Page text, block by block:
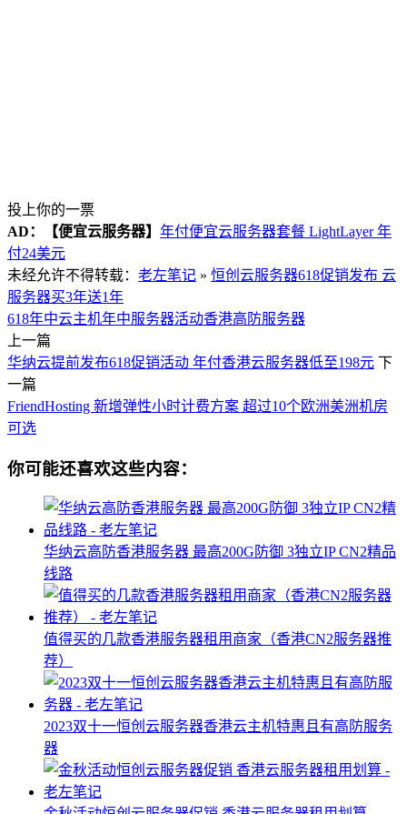
投上你的一票
AD：
【便宜云服务器】 年付便宜云服务器套餐 LightLayer 年
付24美元
未经允许不得转载： 老左笔记 » 恒创云服务器618促销发布 云
服务器买3年送1年
618年中云主机年中服务器活动香港高防服务器
上一篇
华纳云提前发布618促销活动 年付香港云服务器低至198元 下
一篇
FriendHosting 新增弹性小时计费方案 超过10个欧洲美洲机房
可选
你可能还喜欢这些内容：
华纳云高防香港服务器 最高200G防御 3独立IP CN2精品
线路
值得买的几款香港服务器租用商家（香港CN2服务器推
荐）
2023双十一恒创云服务器香港云主机特惠且有高防服务
器